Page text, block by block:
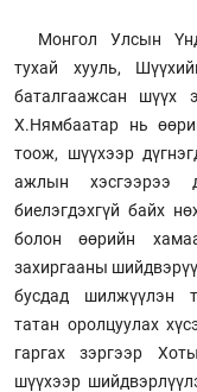
Монгол Улсын
тухай хууль,
баталгаажсан шүүх
Х.Нямбаатар нь
тоож, шүүхээр
ажлын хэсгээрээ
биелэгдэхгүй байх
болон өөрийн
захиргааны
бусдад шилжүүлэн
татан оролцуулах
гаргах зэргээр
шүүхээр